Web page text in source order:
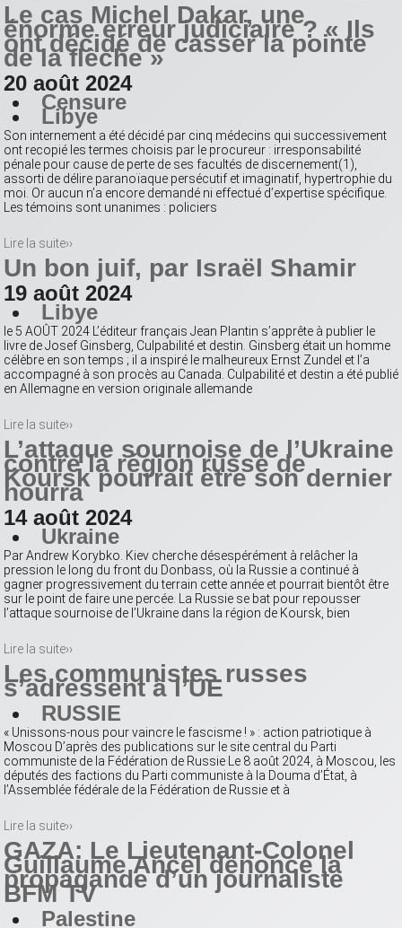
Le cas Michel Dakar, une
énorme erreur judiciaire ? « Ils
ont décidé de casser la pointe
de la flèche »
20 août 2024
Censure
Libye
Son internement a été décidé par cinq médecins qui successivement
ont recopié les termes choisis par le procureur : irresponsabilité
pénale pour cause de perte de ses facultés de discernement(1),
assorti de délire paranoïaque persécutif et imaginatif, hypertrophie du
moi. Or aucun n’a encore demandé ni effectué d’expertise spécifique.
Les témoins sont unanimes : policiers
Lire la suite››
Un bon juif, par Israël Shamir
19 août 2024
Libye
le 5 AOÛT 2024 L’éditeur français Jean Plantin s’apprête à publier le
livre de Josef Ginsberg, Culpabilité et destin. Ginsberg était un homme
célèbre en son temps ; il a inspiré le malheureux Ernst Zundel et l’a
accompagné à son procès au Canada. Culpabilité et destin a été publié
en Allemagne en version originale allemande
Lire la suite››
L’attaque sournoise de l’Ukraine
contre la région russe de
Koursk pourrait être son dernier
hourra
14 août 2024
Ukraine
Par Andrew Korybko. Kiev cherche désespérément à relâcher la
pression le long du front du Donbass, où la Russie a continué à
gagner progressivement du terrain cette année et pourrait bientôt être
sur le point de faire une percée. La Russie se bat pour repousser
l’attaque sournoise de l’Ukraine dans la région de Koursk, bien
Lire la suite››
Les communistes russes
s’adressent à l’UE
RUSSIE
« Unissons-nous pour vaincre le fascisme ! » : action patriotique à
Moscou D’après des publications sur le site central du Parti
communiste de la Fédération de Russie Le 8 août 2024, à Moscou, les
députés des factions du Parti communiste à la Douma d’État, à
l’Assemblée fédérale de la Fédération de Russie et à
Lire la suite››
GAZA: Le Lieutenant-Colonel
Guillaume Ancel dénonce la
propagande d’un journaliste
BFM TV
Palestine